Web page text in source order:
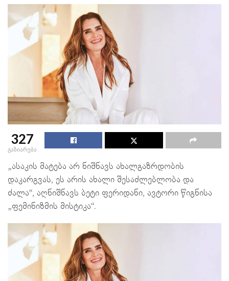
327
გაზიარება
„ასაკის მატება არ ნიშნავს ახალგაზრდობის
დაკარგვას, ეს არის ახალი შესაძლებლობა და
ძალა“, აღნიშნავს ბეტი ფერიდანი, ავტორი წიგნისა
„ფემინიზმის მისტიკა“.